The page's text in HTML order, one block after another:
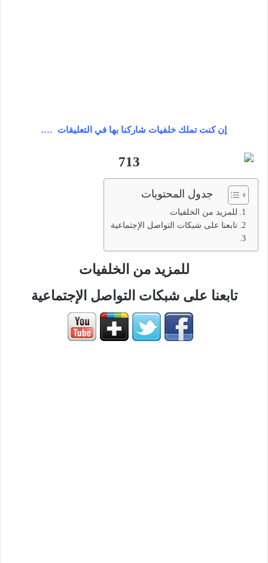
إن كنت تملك خلفيات شاركنا بها في التعليقات ….
جدول المحتويات
للمزيد من الخلفيات
تابعنا على شبكات التواصل الإجتماعية
للمزيد من الخلفيات
تابعنا على شبكات التواصل الإجتماعية